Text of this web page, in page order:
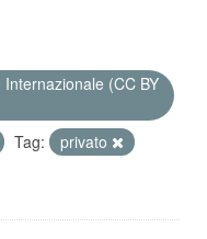
(CC BY
Tag:
privato